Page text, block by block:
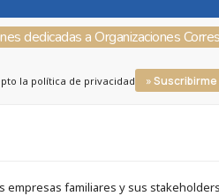
dedicadas a Organizaciones
la política de privacidad »
empresas familiares y sus stakeholders